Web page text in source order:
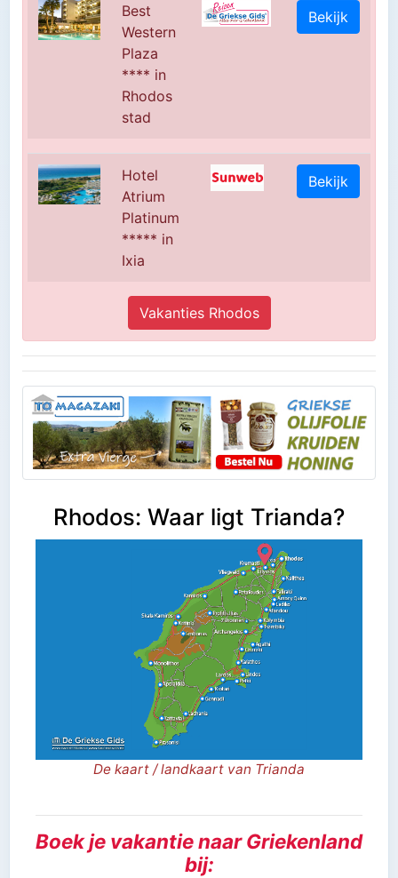
Best
Western
Plaza
**** in
Rhodos
stad
Bekijk
Hotel
Atrium
Platinum
***** in
Ixia
Bekijk
Vakanties Rhodos
Rhodos: Waar ligt Trianda?
De kaart / landkaart van Trianda
Boek je vakantie naar Griekenland
bij: